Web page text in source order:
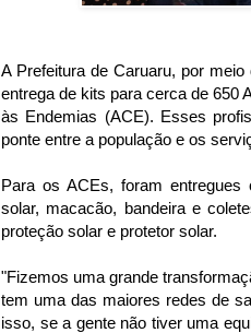
A Prefeitura de Caruaru, por
entrega de kits para cerca de 650
às Endemias (ACE). Esses
ponte entre a população e os
Para os ACEs, foram
solar, macacão, bandeira e
proteção solar e protetor solar.
"Fizemos uma grande
tem uma das maiores redes de
isso, se a gente não tiver uma